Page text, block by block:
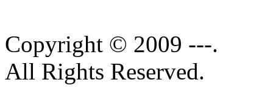
Copyright © 2009 ---.
All Rights Reserved.